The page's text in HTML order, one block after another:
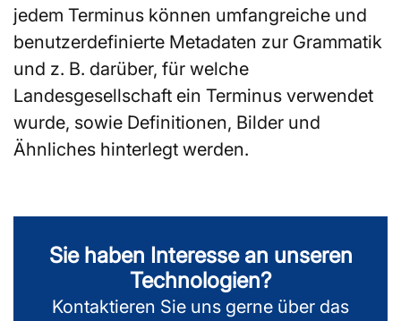
jedem Terminus können umfangreiche und
benutzerdefinierte Metadaten zur Grammatik
und z. B. darüber, für welche
Landesgesellschaft ein Terminus verwendet
wurde, sowie Definitionen, Bilder und
Ähnliches hinterlegt werden.
Sie haben Interesse an unseren
Technologien?
Kontaktieren Sie uns gerne über das